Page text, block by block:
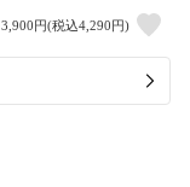
3,900円(税込4,290円)